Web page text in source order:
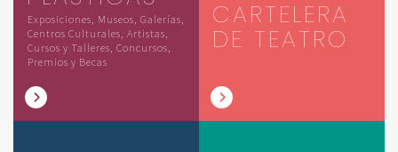
Exposiciones, Museos, Galerías,
Centros Culturales, Artistas,
Cursos y Talleres, Concursos,
Premios y Becas
CARTELERA
DE TEATRO